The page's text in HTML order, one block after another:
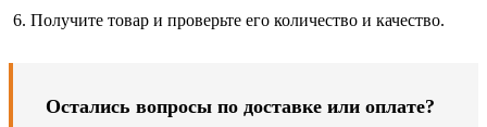
Получите товар и проверьте его количество и качество.
Остались вопросы по доставке или оплате?